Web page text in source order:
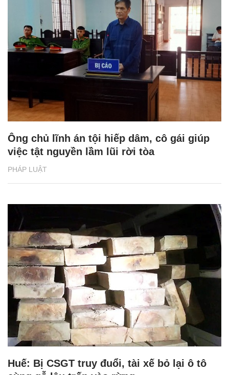
PHÁP LUẬT
Ông chủ lĩnh án tội hiếp dâm, cô gái giúp
việc tật nguyền lầm lũi rời tòa
Huế: Bị CSGT truy đuổi, tài xế bỏ lại ô tô